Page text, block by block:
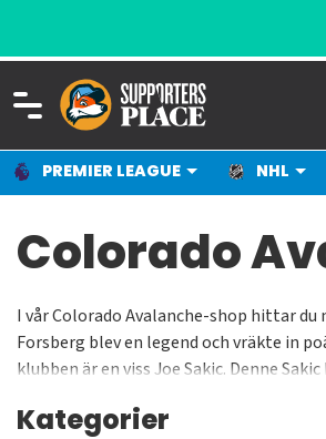
PREMIER LEAGUE NHL
Colorado
I vår Colorado Avalanche-shop hittar
Forsberg blev en legend och vräkte in
klubben är en viss Joe Sakic. Denne
Kategorier